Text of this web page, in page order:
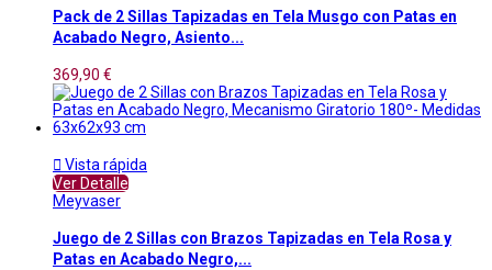
Pack de 2 Sillas Tapizadas en Tela Musgo con Patas en
Acabado Negro, Asiento...
369,90 €
 Vista rápida
Ver Detalle
Meyvaser
Juego de 2 Sillas con Brazos Tapizadas en Tela Rosa y
Patas en Acabado Negro,...